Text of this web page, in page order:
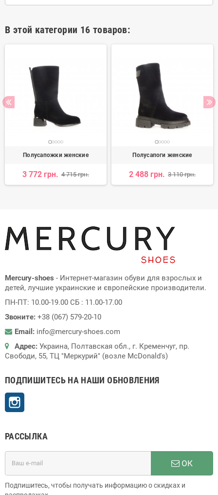
В этой категории 16 товаров:
Полусапожки женские
3 772 грн. 4 715 грн.
Полусапоги женские
2 488 грн. 3 110 грн.
Mercury-shoes - Интернет-магазин обуви для взрослых и
детей, лучшие украинские и європейские производители.
ПН-ПТ: 10.00-19.00 СБ : 11.00-17.00
Звоните: +38 (067) 579-20-10
Email: info@mercury-shoes.com
Адрес: Украина, Полтавская обл., г. Кременчуг, пр.
Свободи, 55, ТЦ "Меркурий" (возле McDonald's)
ПОДПИШИТЕСЬ НА НАШИ ОБНОВЛЕНИЯ
РАССЫЛКА
ОК
Подпишитесь, чтобы получать информацию о скидках и